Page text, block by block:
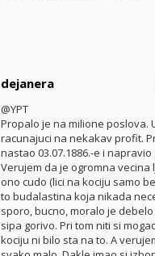
dejanera
@YPT
Propalo je na milione poslova.
racunajuci na nekakav profit.
nastao 03.07.1886.-e i napravio
Verujem da je ogromna vecina
ono cudo (lici na kociju samo
to budalastina koja nikada
sporo, bucno, moralo je
sipa gorivo. Pri tom niti si
kociju ni bilo sta na to. A